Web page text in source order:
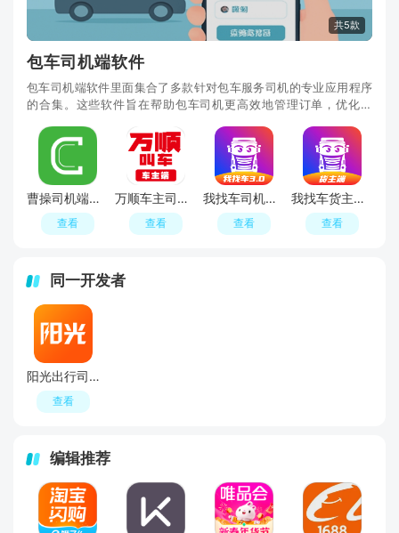
共5款
包车司机端软件
包车司机端软件里面集合了多款针对包车服务司机的专业应用程序
的合集。这些软件旨在帮助包车司机更高效地管理订单，优化路
曹操司机端最新版本
查看
万顺车主司机端最新版本
查看
我找车司机端app最新版
查看
我找车货主版app最新版
查看
同一开发者
阳光出行司机端接单版
查看
编辑推荐